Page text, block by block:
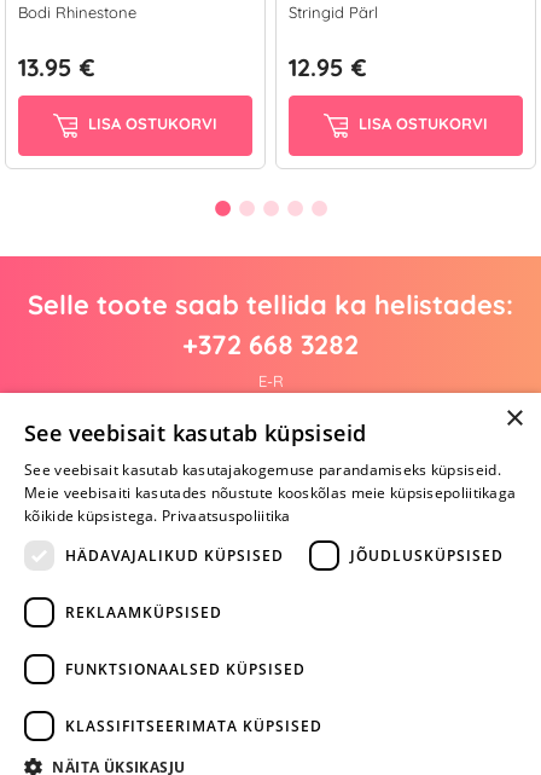
Bodi Rhinestone
13.95 €
LISA OSTUKORVI
Stringid Pärl
12.95 €
LISA OSTUKORVI
Selle toote saab tellida ka helistades:
+372 668 3282
E-R
Arvustusi veel pole
Ole esimene!
Kirjuta arvustus ja SAA KINGITUS!
+372 668 3282
info@yesyes.ee
×
See veebisait kasutab küpsiseid
See veebisait kasutab kasutajakogemuse parandamiseks küpsiseid.
Meie veebisaiti kasutades nõustute kooskõlas meie küpsisepoliitikaga
kõikide küpsistega. Privaatsuspoliitika
HÄDAVAJALIKUD KÜPSISED
JÕUDLUSKÜPSISED
REKLAAMKÜPSISED
FUNKTSIONAALSED KÜPSISED
KLASSIFITSEERIMATA KÜPSISED
NÄITA ÜKSIKASJU